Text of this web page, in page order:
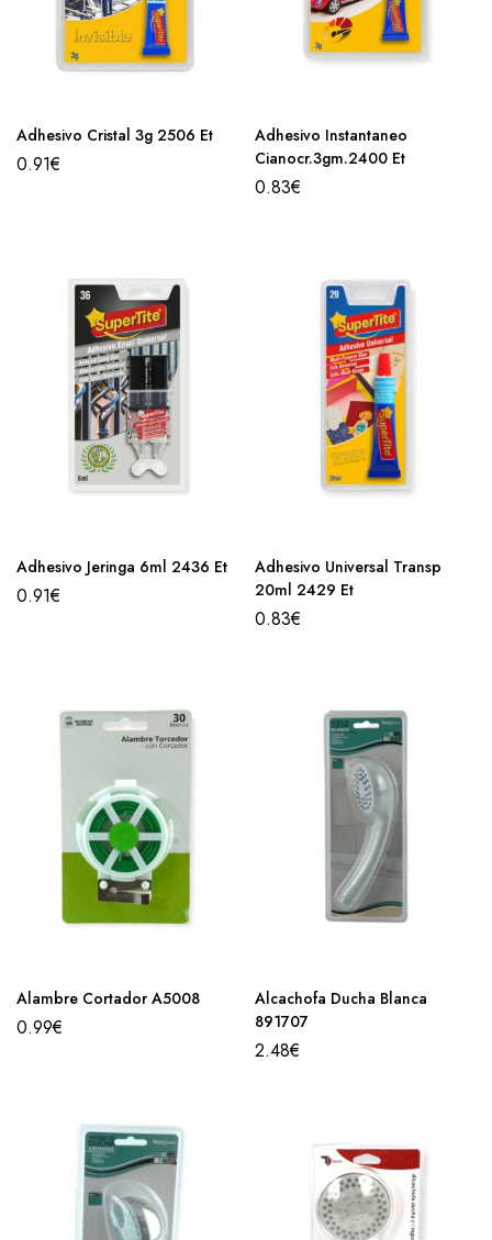
Adhesivo Cristal 3g 2506 Et
0.91€
Adhesivo Instantaneo
Cianocr.3gm.2400 Et
0.83€
Adhesivo Jeringa 6ml 2436 Et
0.91€
Adhesivo Universal Transp
20ml 2429 Et
0.83€
Alambre Cortador A5008
0.99€
Alcachofa Ducha Blanca
891707
2.48€